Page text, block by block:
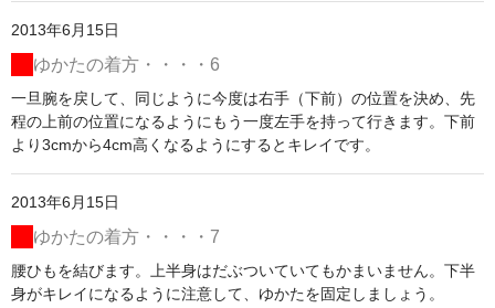
2013年6月15日
ゆかたの着方・・・・6
一旦腕を戻して、同じように今度は右手（下前）の位置を決め、先
程の上前の位置になるようにもう一度左手を持って行きます。下前
より3cmから4cm高くなるようにするとキレイです。
2013年6月15日
ゆかたの着方・・・・7
腰ひもを結びます。上半身はだぶついていてもかまいません。下半
身がキレイになるように注意して、ゆかたを固定しましょう。